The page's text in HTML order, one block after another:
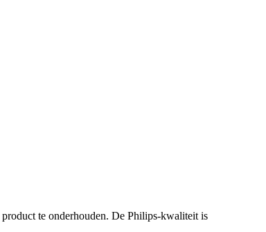
te onderhouden. De Philips-kwaliteit is